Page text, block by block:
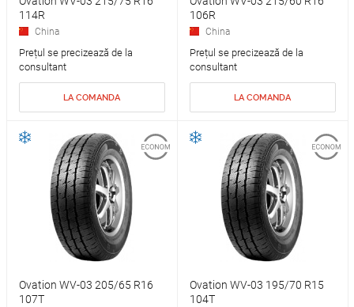
114R
China
Prețul se precizează de la
consultant
LA COMANDA
106R
China
Prețul se precizează de la
consultant
LA COMANDA
Ovation WV-03 205/65 R16
107T
Ovation WV-03 195/70 R15
104T